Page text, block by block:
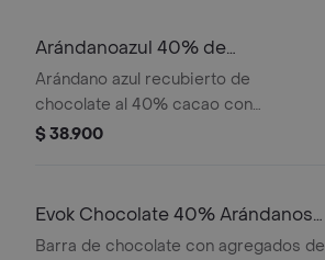
Arándanoazul 40% de
cacao,fresa y canela
Arándano azul recubierto de
chocolate al 40% cacao con
agregados de fresa y canela por 95
$ 38.900
Evok Chocolate 40% Arándanos
Barra x100g
Barra de chocolate con agregados de